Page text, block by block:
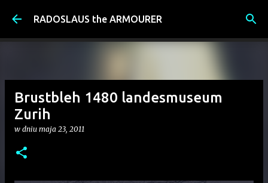
Przejdź do głównej zawartości
RADOSLAUS the ARMOURER
Brustbleh 1480 landesmuseum
Zurih
w dniu maja 23, 2011